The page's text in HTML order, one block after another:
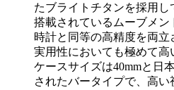
たブライトチタンを採用し
搭載されているムーブメ
時計と同等の高精度を両
実用性においても極めて高
ケースサイズは40mmと日
されたバータイプで、高